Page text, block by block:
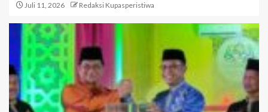
Juli 11, 2026 Redaksi Kupasperistiwa